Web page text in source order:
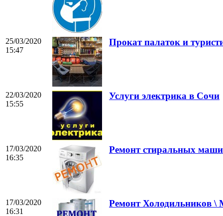
25/03/2020
15:47
Прокат палаток и
22/03/2020
15:55
Услуги электрика в Сочи
17/03/2020
16:35
Ремонт стиральных
17/03/2020
16:31
Ремонт Холодильников